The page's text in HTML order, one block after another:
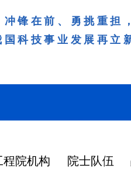
锋在前、勇挑重
科技事业发展再立
程院机构 院士队伍